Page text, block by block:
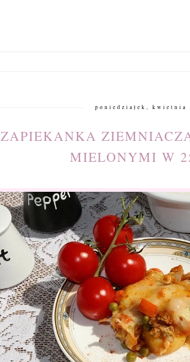
poniedziałek, kwietnia
ZAPIEKANKA
MIELONYMI W